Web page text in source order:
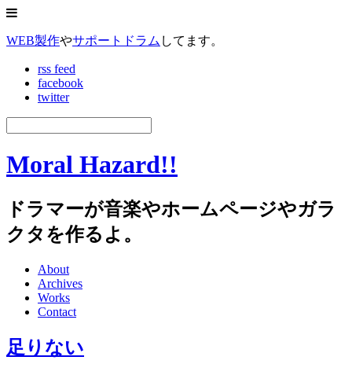
WEB製作やサポートドラム してます。
rss feed
facebook
twitter
Moral Hazard!!
ドラマーが音楽やホームページやガラ
クタを作るよ。
About
Archives
Works
Contact
足りない